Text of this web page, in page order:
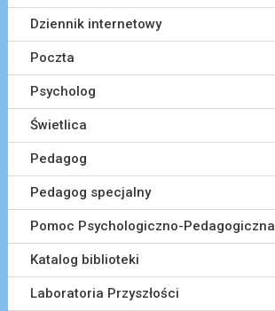
Dziennik internetowy
Poczta
Psycholog
Świetlica
Pedagog
Pedagog specjalny
Pomoc Psychologiczno-Pedagogiczna
Katalog biblioteki
Laboratoria Przyszłości